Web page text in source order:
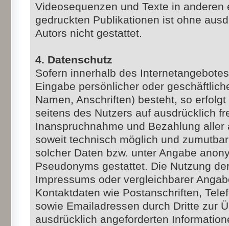
Videosequenzen und Texte in anderen
gedruckten Publikationen ist ohne
Autors nicht gestattet.
4. Datenschutz
Sofern innerhalb des
Eingabe persönlicher oder
Namen, Anschriften) besteht, so
seitens des Nutzers auf ausdrücklich
Inanspruchnahme und Bezahlung
soweit technisch möglich und
solcher Daten bzw. unter Angabe
Pseudonyms gestattet. Die Nutzung
Impressums oder vergleichbarer
Kontaktdaten wie Postanschriften,
sowie Emailadressen durch Dritte zur
ausdrücklich angeforderten